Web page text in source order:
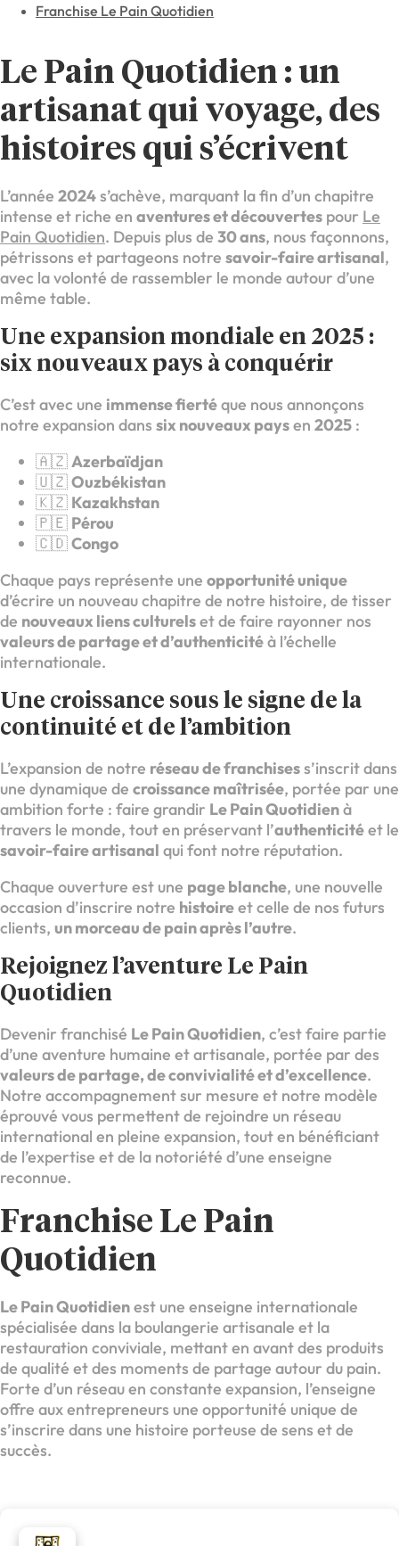
Franchise Le Pain Quotidien
Le Pain Quotidien : un
artisanat qui voyage, des
histoires qui s’écrivent
L’année 2024s’achève, marquant la fin d’un chapitre
intense et riche en aventures et découvertes pour Le
Pain Quotidien. Depuis plus de 30 ans, nous façonnons,
pétrissons et partageons notre savoir-faire artisanal,
avec la volonté de rassembler le monde autour d’une
même table.
Une expansion mondiale en 2025 :
six nouveaux pays à conquérir
C’est avec une immense fiertéque nous annonçons
notre expansion dans six nouveaux paysen 2025 :
🇦🇿Azerbaïdjan
🇺🇿Ouzbékistan
🇰🇿 Kazakhstan
🇵🇪 Pérou
🇨🇩Congo
Chaque pays représente une opportunité unique
d’écrire un nouveau chapitre de notre histoire, de tisser
de nouveaux liens culturelset de faire rayonner nos
valeurs de partage et d’authenticitéà l’échelle
internationale.
Une croissance sous le signe de la
continuité et de l’ambition
L’expansion de notre réseau de franchisess’inscrit dans
une dynamique de croissance maîtrisée, portée par une
ambition forte : faire grandir Le Pain Quotidienà
travers le monde, tout en préservant l’authenticitéet le
savoir-faire artisanal qui font notre réputation.
Chaque ouverture est une page blanche, une nouvelle
occasion d’inscrire notre histoireet celle de nos futurs
clients, un morceau de pain après l’autre.
Rejoignez l’aventure Le Pain
Quotidien
Devenir franchisé Le Pain Quotidien, c’est faire partie
d’une aventure humaine et artisanale, portée par des
valeurs de partage, de convivialité et d’excellence.
Notre accompagnement sur mesure et notre modèle
éprouvé vous permettent de rejoindre un réseau
international en pleine expansion, tout en bénéficiant
de l’expertise et de la notoriété d’une enseigne
reconnue.
Franchise Le Pain
Quotidien
Le Pain Quotidienest une enseigne internationale
spécialisée dans la boulangerie artisanale et la
restauration conviviale, mettant en avant des produits
de qualité et des moments de partage autour du pain.
Forte d’un réseau en constante expansion, l’enseigne
offre aux entrepreneurs une opportunité unique de
s’inscrire dans une histoire porteuse de sens et de
succès.